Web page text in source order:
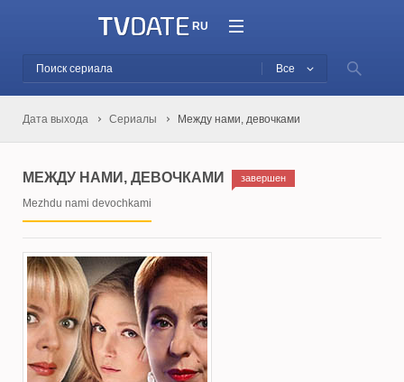
RU
Все
Дата выхода Сериалы Между нами, девочками
МЕЖДУ НАМИ, ДЕВОЧКАМИ завершен
Mezhdu nami devochkami